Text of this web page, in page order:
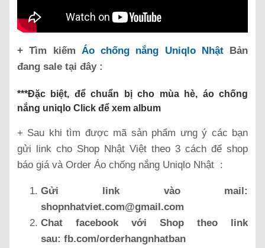
+ Tìm kiếm Áo chống nắng Uniqlo NhậtBản
đang sale tại đây :
***Đặc biệt, để chuẩn bị cho mùa hè, áo chống
nắng uniqlo Click để xem album
+ Sau khi tìm được mã sản phẩm ưng ý các bạn
gửi link cho Shop Nhật Việt theo 3 cách để shop
báo giá và Order Áo chống nắng Uniqlo Nhật :
Gửi link vào mail:
shopnhatviet.com@gmail.com
Chat facebook với Shop theo link
sau: fb.com/orderhangnhatban